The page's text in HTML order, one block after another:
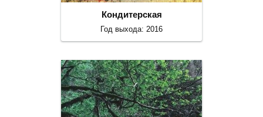
Кондитерская
Год выхода: 2016